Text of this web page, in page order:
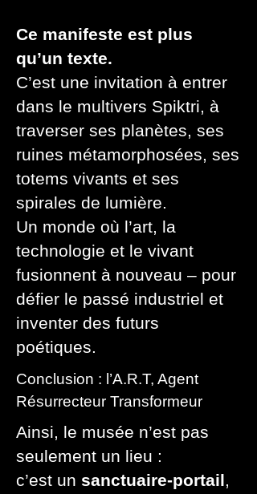
Ce manifeste est plus
qu’un texte.
C’est une invitation à entrer
dans le multivers Spiktri, à
traverser ses planètes, ses
ruines métamorphosées, ses
totems vivants et ses
spirales de lumière.
Un monde où l’art, la
technologie et le vivant
fusionnent à nouveau – pour
défier le passé industriel et
inventer des futurs
poétiques.
Conclusion : l’A.R.T, Agent
Résurrecteur Transformeur
Ainsi, le musée n’est pas
seulement un lieu :
c’est un sanctuaire-portail,